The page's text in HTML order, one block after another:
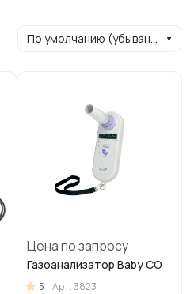
По умолчанию (убывание)
Цена по запросу
Газоанализатор Baby CO
5 Арт.3823